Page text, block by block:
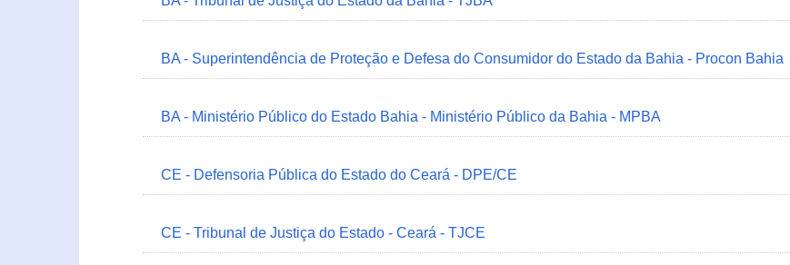
BA - Superintendência de Proteção e Defesa do Consumidor do Estado da Bahia - Procon Bahia
BA - Ministério Público do Estado Bahia - Ministério Público da Bahia - MPBA
CE - Defensoria Pública do Estado do Ceará - DPE/CE
CE - Tribunal de Justiça do Estado - Ceará - TJCE